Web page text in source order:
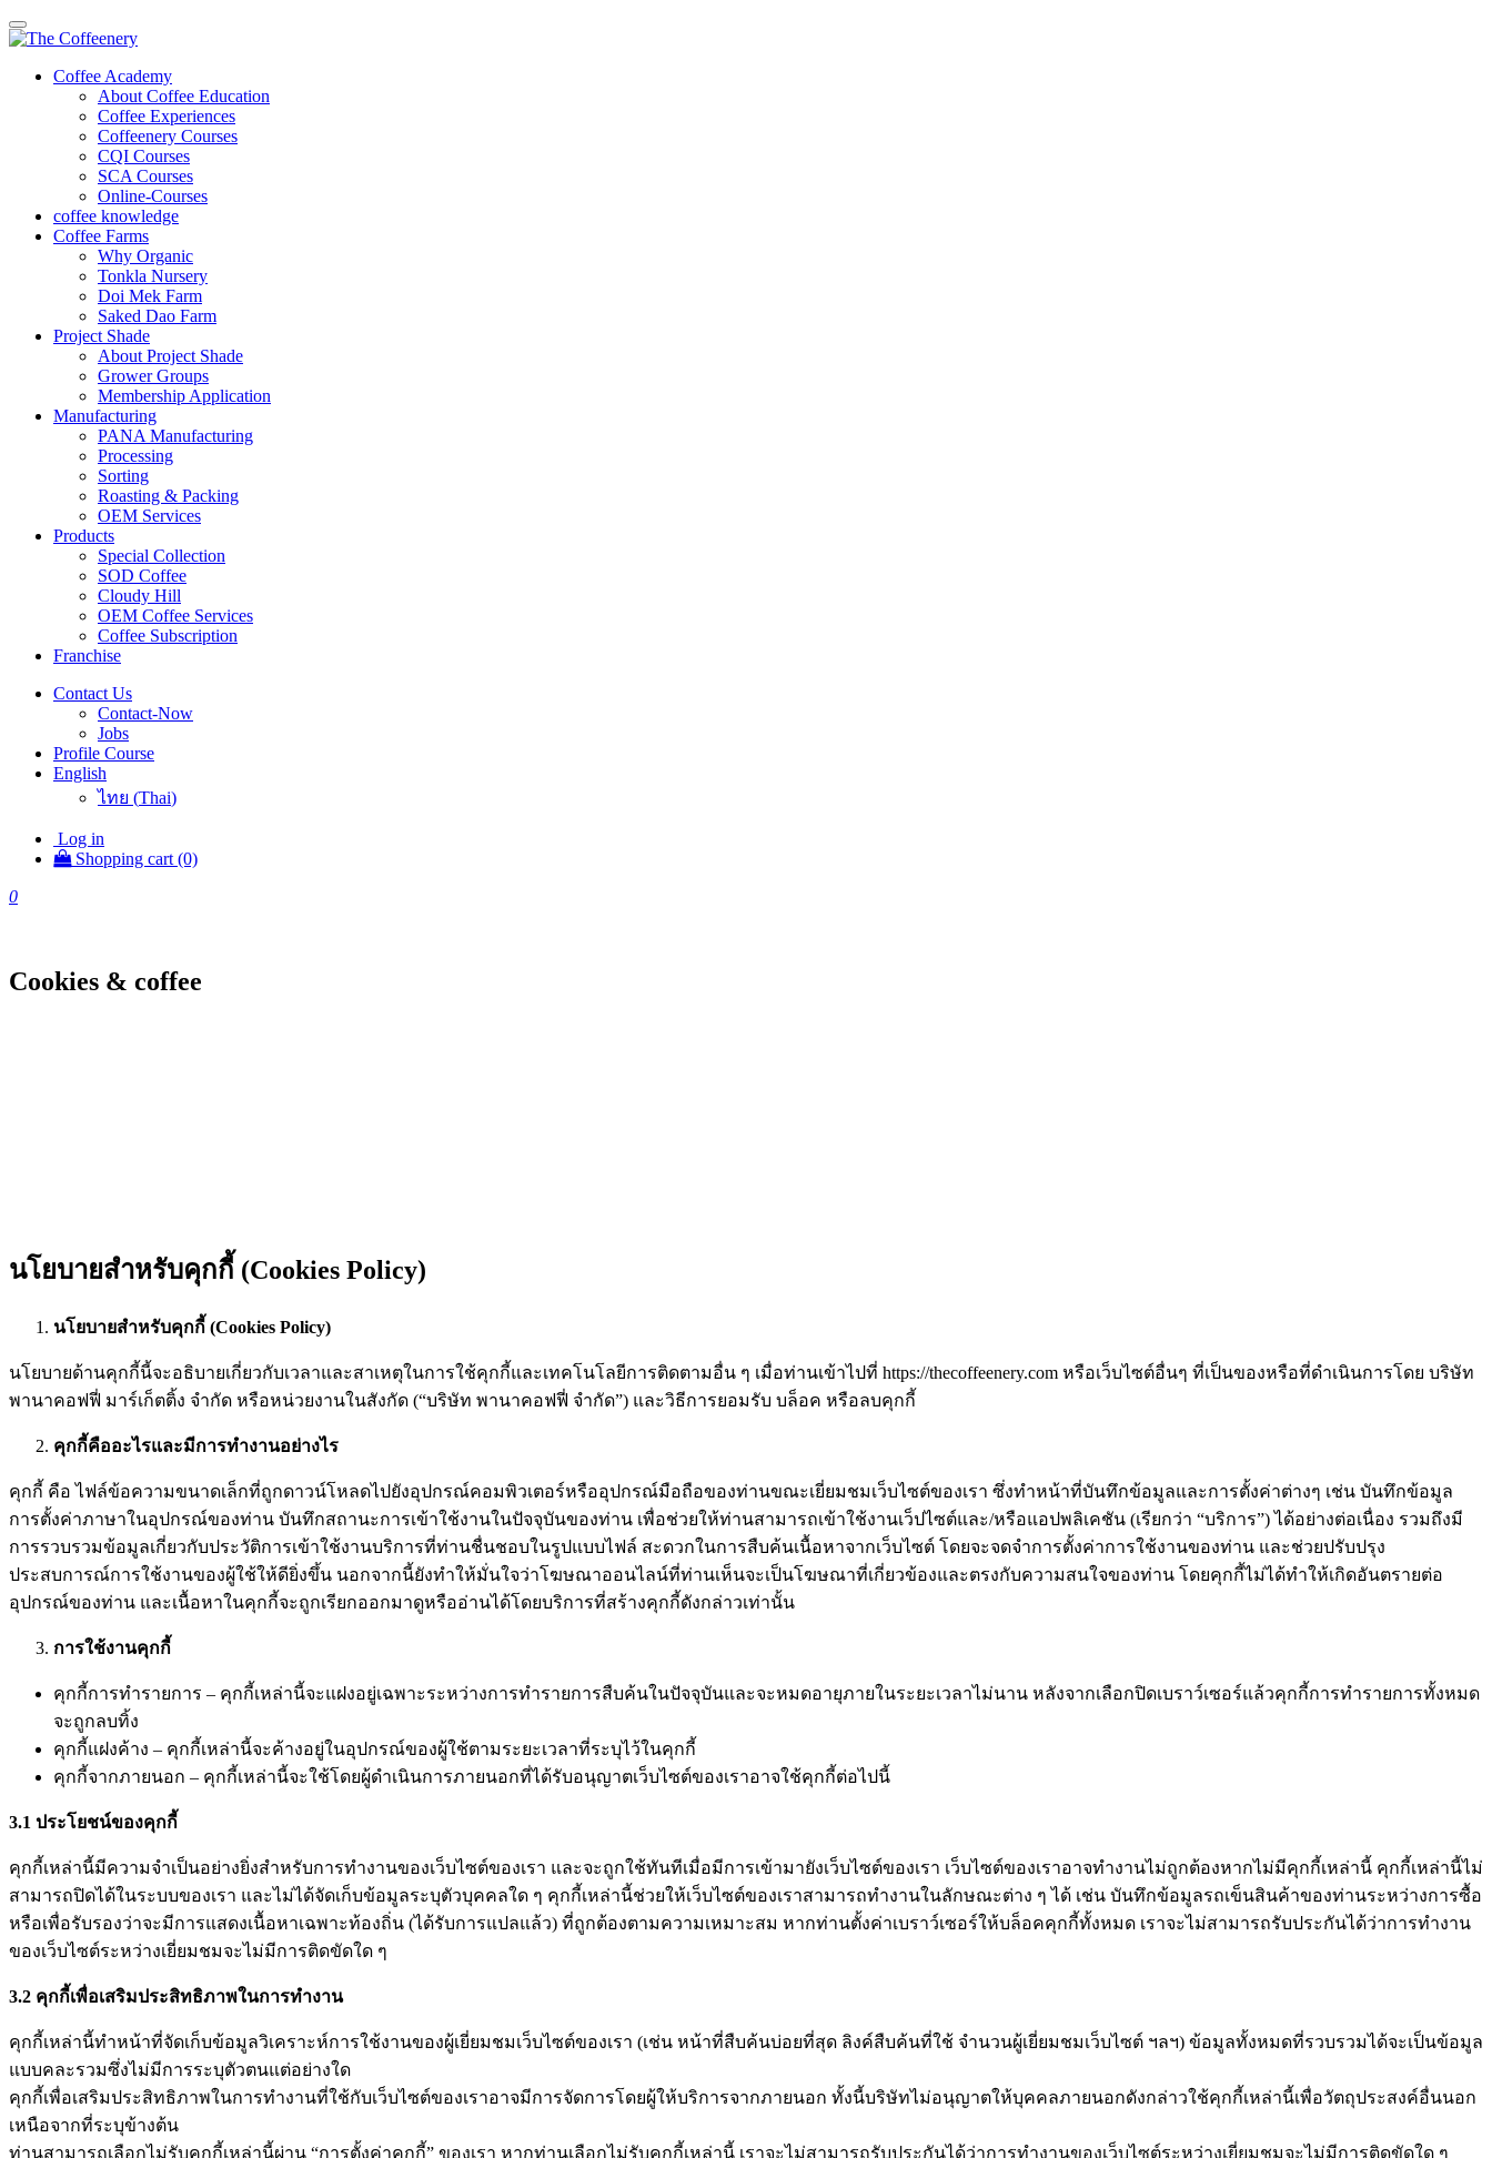
Coffee Academy
About Coffee Education
Coffee Experiences
Coffeenery Courses
CQI Courses
SCA Courses
Online-Courses
coffee knowledge
Coffee Farms
Why Organic
Tonkla Nursery
Doi Mek Farm
Saked Dao Farm
Project Shade
About Project Shade
Grower Groups
Membership Application
Manufacturing
PANA Manufacturing
Processing
Sorting
Roasting & Packing
OEM Services
Products
Special Collection
SOD Coffee
Cloudy Hill
OEM Coffee Services
Coffee Subscription
Franchise
Contact Us
Contact-Now
Jobs
Profile Course
English
ไทย (Thai)
Log in
Shopping cart (0)
0
Cookies & coffee
นโยบายสำหรับคุกกี้ (Cookies Policy)
นโยบายสำหรับคุกกี้ (Cookies Policy)
นโยบายด้านคุกกี้นี้จะอธิบายเกี่ยวกับเวลาและสาเหตุในการใช้คุกกี้และเทคโนโลยีการติดตามอื่น ๆ เมื่อท่านเข้าไปที่ https://thecoffeenery.com หรือเว็บไซต์อื่นๆ ที่เป็นของหรือที่ดำเนินการโดย บริษัท
พานาคอฟฟี่ มาร์เก็ตติ้ง จำกัด หรือหน่วยงานในสังกัด (“บริษัท พานาคอฟฟี่ จำกัด”) และวิธีการยอมรับ บล็อค หรือลบคุกกี้
คุกกี้คืออะไรและมีการทำงานอย่างไร
คุกกี้ คือ ไฟล์ข้อความขนาดเล็กที่ถูกดาวน์โหลดไปยังอุปกรณ์คอมพิวเตอร์หรืออุปกรณ์มือถือของท่านขณะเยี่ยมชมเว็บไซต์ของเรา ซึ่งทำหน้าที่บันทึกข้อมูลและการตั้งค่าต่างๆ เช่น บันทึกข้อมูล
การตั้งค่าภาษาในอุปกรณ์ของท่าน บันทึกสถานะการเข้าใช้งานในปัจจุบันของท่าน เพื่อช่วยให้ท่านสามารถเข้าใช้งานเว็ปไซต์และ/หรือแอปพลิเคชัน (เรียกว่า “บริการ”) ได้อย่างต่อเนื่อง รวมถึงมี
การรวบรวมข้อมูลเกี่ยวกับประวัติการเข้าใช้งานบริการที่ท่านชื่นชอบในรูปแบบไฟล์ สะดวกในการสืบค้นเนื้อหาจากเว็บไซต์ โดยจะจดจำการตั้งค่าการใช้งานของท่าน และช่วยปรับปรุง
ประสบการณ์การใช้งานของผู้ใช้ให้ดียิ่งขึ้น นอกจากนี้ยังทำให้มั่นใจว่าโฆษณาออนไลน์ที่ท่านเห็นจะเป็นโฆษณาที่เกี่ยวข้องและตรงกับความสนใจของท่าน โดยคุกกี้ไม่ได้ทำให้เกิดอันตรายต่อ
อุปกรณ์ของท่าน และเนื้อหาในคุกกี้จะถูกเรียกออกมาดูหรืออ่านได้โดยบริการที่สร้างคุกกี้ดังกล่าวเท่านั้น
การใช้งานคุกกี้
คุกกี้การทำรายการ – คุกกี้เหล่านี้จะแฝงอยู่เฉพาะระหว่างการทำรายการสืบค้นในปัจจุบันและจะหมดอายุภายในระยะเวลาไม่นาน หลังจากเลือกปิดเบราว์เซอร์แล้วคุกกี้การทำรายการทั้งหมด
จะถูกลบทิ้ง
คุกกี้แฝงค้าง – คุกกี้เหล่านี้จะค้างอยู่ในอุปกรณ์ของผู้ใช้ตามระยะเวลาที่ระบุไว้ในคุกกี้
คุกกี้จากภายนอก – คุกกี้เหล่านี้จะใช้โดยผู้ดำเนินการภายนอกที่ได้รับอนุญาตเว็บไซต์ของเราอาจใช้คุกกี้ต่อไปนี้
3.1 ประโยชน์ของคุกกี้
คุกกี้เหล่านี้มีความจำเป็นอย่างยิ่งสำหรับการทำงานของเว็บไซต์ของเรา และจะถูกใช้ทันทีเมื่อมีการเข้ามายังเว็บไซต์ของเรา เว็บไซต์ของเราอาจทำงานไม่ถูกต้องหากไม่มีคุกกี้เหล่านี้ คุกกี้เหล่านี้ไม่
สามารถปิดได้ในระบบของเรา และไม่ได้จัดเก็บข้อมูลระบุตัวบุคคลใด ๆ คุกกี้เหล่านี้ช่วยให้เว็บไซต์ของเราสามารถทำงานในลักษณะต่าง ๆ ได้ เช่น บันทึกข้อมูลรถเข็นสินค้าของท่านระหว่างการซื้อ
หรือเพื่อรับรองว่าจะมีการแสดงเนื้อหาเฉพาะท้องถิ่น (ได้รับการแปลแล้ว) ที่ถูกต้องตามความเหมาะสม หากท่านตั้งค่าเบราว์เซอร์ให้บล็อคคุกกี้ทั้งหมด เราจะไม่สามารถรับประกันได้ว่าการทำงาน
ของเว็บไซต์ระหว่างเยี่ยมชมจะไม่มีการติดขัดใด ๆ
3.2 คุกกี้เพื่อเสริมประสิทธิภาพในการทำงาน
คุกกี้เหล่านี้ทำหน้าที่จัดเก็บข้อมูลวิเคราะห์การใช้งานของผู้เยี่ยมชมเว็บไซต์ของเรา (เช่น หน้าที่สืบค้นบ่อยที่สุด ลิงค์สืบค้นที่ใช้ จำนวนผู้เยี่ยมชมเว็บไซต์ ฯลฯ) ข้อมูลทั้งหมดที่รวบรวมได้จะเป็นข้อมูล
แบบคละรวมซึ่งไม่มีการระบุตัวตนแต่อย่างใด
คุกกี้เพื่อเสริมประสิทธิภาพในการทำงานที่ใช้กับเว็บไซต์ของเราอาจมีการจัดการโดยผู้ให้บริการจากภายนอก ทั้งนี้บริษัทไม่อนุญาตให้บุคคลภายนอกดังกล่าวใช้คุกกี้เหล่านี้เพื่อวัตถุประสงค์อื่นนอก
เหนือจากที่ระบุข้างต้น
ท่านสามารถเลือกไม่รับคุกกี้เหล่านี้ผ่าน “การตั้งค่าคุกกี้” ของเรา หากท่านเลือกไม่รับคุกกี้เหล่านี้ เราจะไม่สามารถรับประกันได้ว่าการทำงานของเว็บไซต์ระหว่างเยี่ยมชมจะไม่มีการติดขัดใด ๆ